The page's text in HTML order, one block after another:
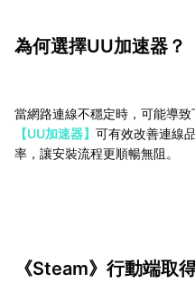
為何選擇UU加速器？
當網路連線不穩定時，可能導
【UU加速器】 可有效改善連線
率，讓安裝流程更順暢無阻。
《Steam》行動端取